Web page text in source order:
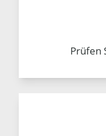
Prüfen